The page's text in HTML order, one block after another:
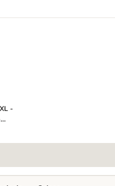
- grickalice osušene zamrzavanjem
-